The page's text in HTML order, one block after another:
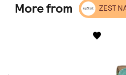
More from ZEST